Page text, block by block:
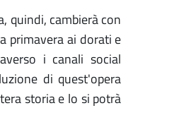
quindi, cambierà con
primavera ai dorati e
i canali social
di quest'opera
storia e lo si potrà